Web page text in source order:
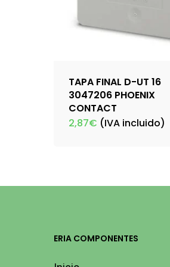
TAPA FINAL D-UT 16
3047206 PHOENIX
CONTACT
2,87€ (IVA incluido)
ERIA COMPONENTES